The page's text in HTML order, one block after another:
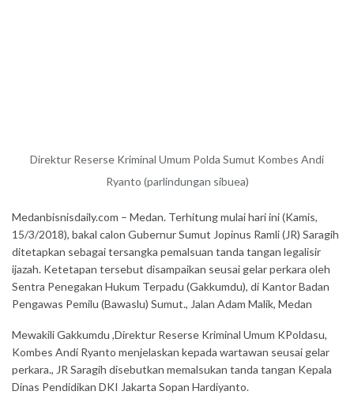
Direktur Reserse Kriminal Umum Polda Sumut Kombes Andi
Ryanto (parlindungan sibuea)
Medanbisnisdaily.com – Medan. Terhitung mulai hari ini (Kamis,
15/3/2018), bakal calon Gubernur Sumut Jopinus Ramli (JR) Saragih
ditetapkan sebagai tersangka pemalsuan tanda tangan legalisir
ijazah. Ketetapan tersebut disampaikan seusai gelar perkara oleh
Sentra Penegakan Hukum Terpadu (Gakkumdu), di Kantor Badan
Pengawas Pemilu (Bawaslu) Sumut., Jalan Adam Malik, Medan
Mewakili Gakkumdu ,Direktur Reserse Kriminal Umum KPoldasu,
Kombes Andi Ryanto menjelaskan kepada wartawan seusai gelar
perkara., JR Saragih disebutkan memalsukan tanda tangan Kepala
Dinas Pendidikan DKI Jakarta Sopan Hardiyanto.